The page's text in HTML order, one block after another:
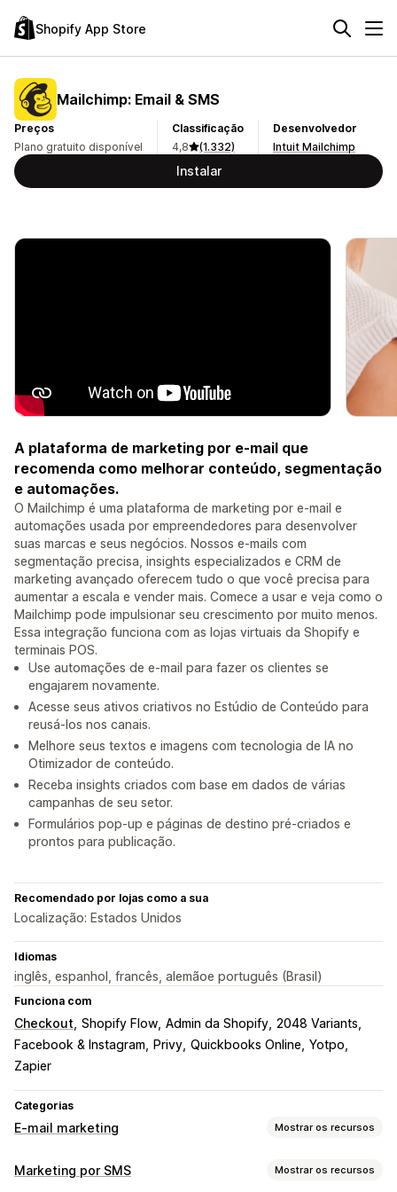
Shopify App Store
Mailchimp: Email & SMS
Preços
Plano gratuito disponível
Classificação
4,8
(1.332)
Desenvolvedor
Intuit Mailchimp
Instalar
A plataforma de marketing por e-mail que
recomenda como melhorar conteúdo, segmentação
e automações.
O Mailchimp é uma plataforma de marketing por e-mail e
automações usada por empreendedores para desenvolver
suas marcas e seus negócios. Nossos e-mails com
segmentação precisa, insights especializados e CRM de
marketing avançado oferecem tudo o que você precisa para
aumentar a escala e vender mais. Comece a usar e veja como o
Mailchimp pode impulsionar seu crescimento por muito menos.
Essa integração funciona com as lojas virtuais da Shopify e
terminais POS.
Use automações de e-mail para fazer os clientes se
engajarem novamente.
Acesse seus ativos criativos no Estúdio de Conteúdo para
reusá-los nos canais.
Melhore seus textos e imagens com tecnologia de IA no
Otimizador de conteúdo.
Receba insights criados com base em dados de várias
campanhas de seu setor.
Formulários pop-up e páginas de destino pré-criados e
prontos para publicação.
Recomendado por lojas como a sua
Localização: Estados Unidos
Idiomas
inglês, espanhol, francês, alemãoe português (Brasil)
Funciona com
Checkout Shopify Flow Admin da Shopify 2048 Variants
Facebook & Instagram
Privy Quickbooks Online Yotpo
Zapier
Categorias
E-mail marketing Mostrar os recursos
Tipos de campanhas
Marketing por SMS Mostrar os recursos